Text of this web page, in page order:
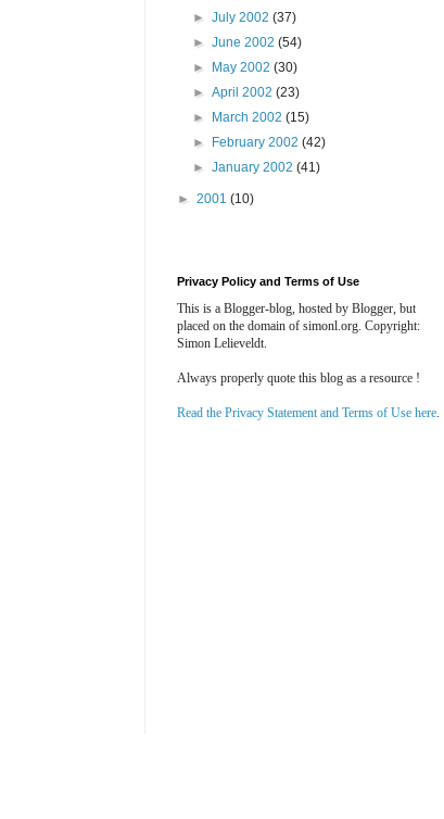
►July 2002(37)
►June 2002(54)
►
May 2002(30)
►April 2002(23)
►
March 2002(15)
►
February 2002(42)
►January 2002(41)
► 2001 (10)
Privacy Policy and Terms of Use
This is a Blogger-blog, hosted by Blogger, but
placed on the domain of simonl.org. Copyright:
Simon Lelieveldt.
Always properly quote this blog as a resource !
Read the Privacy Statement and Terms of Use here.